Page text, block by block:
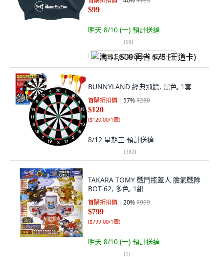
$99
明天 8/10 (一) 預計送達
(10)
满 $1,500 再省 $75 (王道卡)
BUNNYLAND 經典飛鏢, 混色, 1套
首購折扣價 57%$280
$120
($120.00/1個)
8/12 星期三 預計送達
(382)
TAKARA TOMY 戰鬥瓶蓋人 膽氣戰隊
BOT-62, 多色, 1組
首購折扣價 20%$999
$799
($799.00/1個)
明天 8/10 (一) 預計送達
(1)